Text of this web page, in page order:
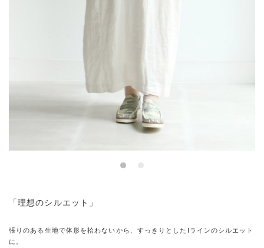
「理想のシルエット」
張りのある生地で体形を拾わないから、すっきりとしたIラインのシルエット
に。